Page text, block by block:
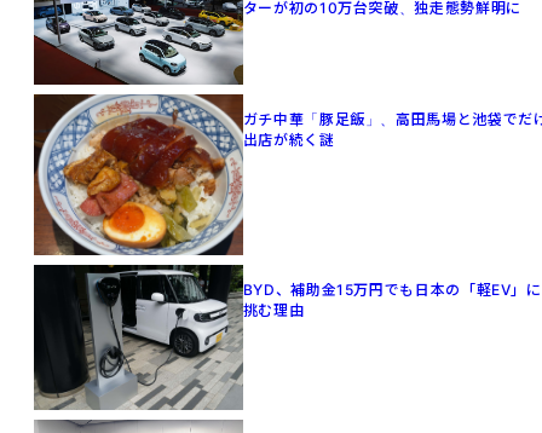
ターが初の10万台突破、独走態勢鮮明に
ガチ中華「豚足飯」、高田馬場と池袋でだ
出店が続く謎
BYD、補助金15万円でも日本の「軽EV」に
挑む理由